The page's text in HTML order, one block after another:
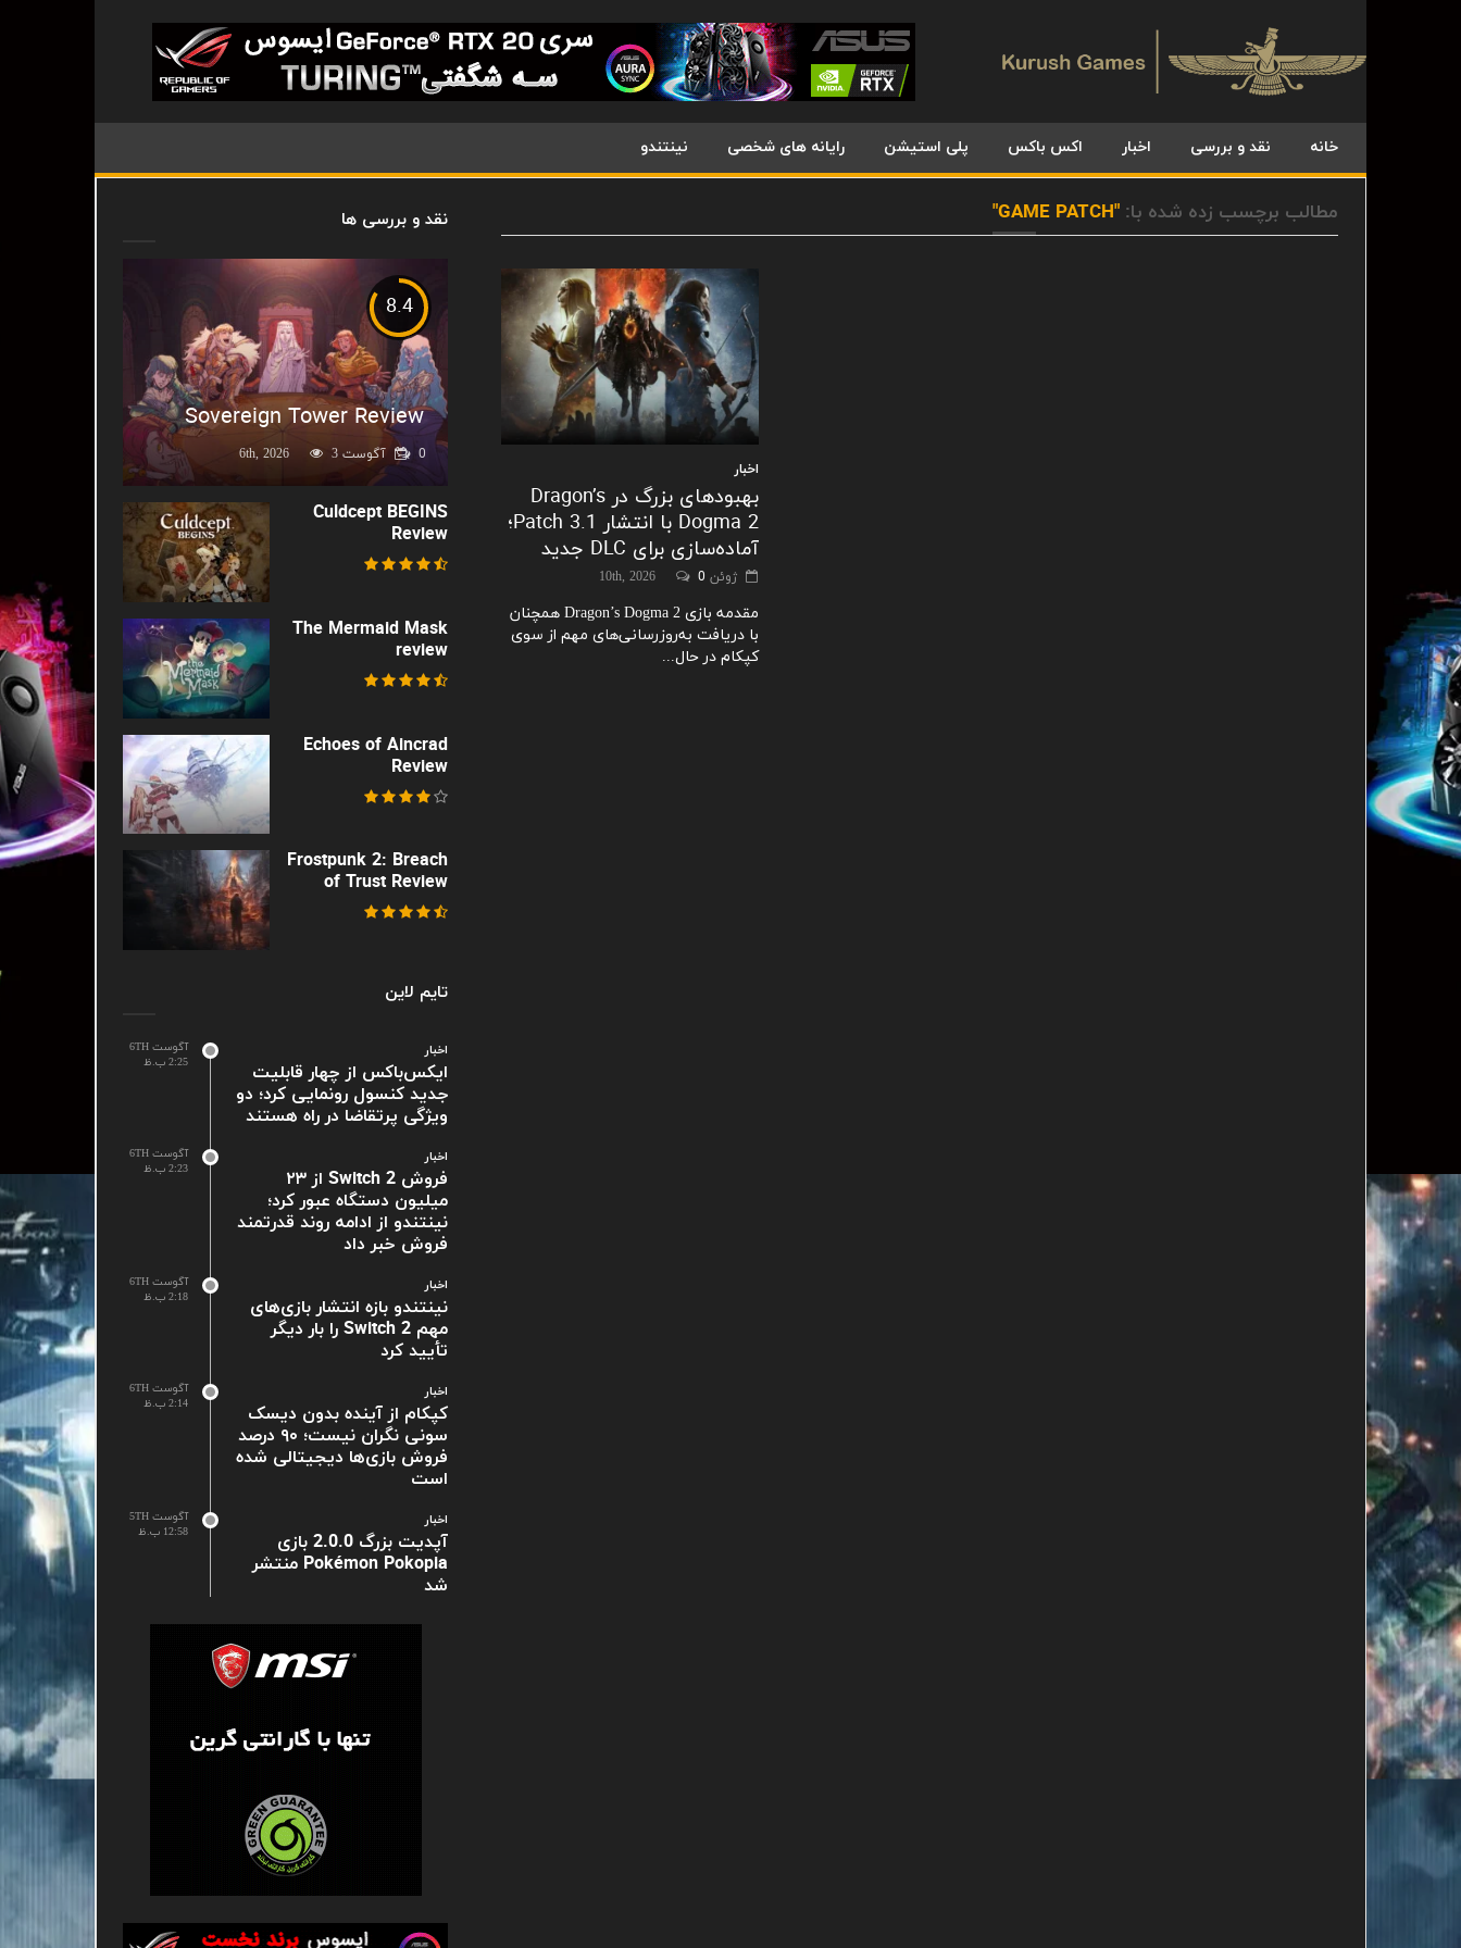
خانه نقد و بررسی اخبار اکس باکس پلی استیشن رایانه های شخصی نینتندو
مطالب برچسب زده شده با: "GAME PATCH"
اخبار
بهبودهای بزرگ در Dragon’s
Dogma 2 با انتشار Patch 3.1؛
آماده‌سازی برای DLC جدید
ژوئن 10th, 2026 0
مقدمه بازی Dragon’s Dogma 2 همچنان
با دریافت به‌روزرسانی‌های مهم از سوی
کپکام در حال...
نقد و بررسی ها
8.4
Sovereign Tower Review
آگوست 6th, 2026 3 0
Culdcept BEGINS
Review
The Mermaid Mask
review
Echoes of Aincrad
Review
Frostpunk 2: Breach
of Trust Review
تایم لاین
آگوست 6TH
2:25 ب.ظ
اخبار
ایکس‌باکس از چهار قابلیت
جدید کنسول رونمایی کرد؛ دو
ویژگی پرتقاضا در راه هستند
آگوست 6TH
2:23 ب.ظ
اخبار
فروش Switch 2 از ۲۳
میلیون دستگاه عبور کرد؛
نینتندو از ادامه روند قدرتمند
فروش خبر داد
آگوست 6TH
2:18 ب.ظ
اخبار
نینتندو بازه انتشار بازی‌های
مهم Switch 2 را بار دیگر
تأیید کرد
آگوست 6TH
2:14 ب.ظ
اخبار
کپکام از آینده بدون دیسک
سونی نگران نیست؛ ۹۰ درصد
فروش بازی‌ها دیجیتالی شده
است
آگوست 5TH
12:58 ب.ظ
اخبار
آپدیت بزرگ 2.0.0 بازی
Pokémon Pokopia منتشر
شد